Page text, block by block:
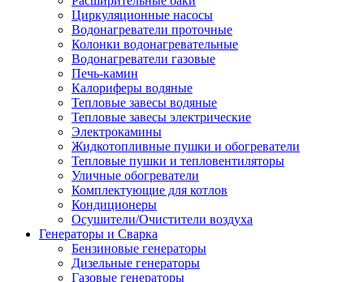
Циркуляционные насосы
Водонагреватели проточные
Колонки водонагревательные
Водонагреватели газовые
Печь-камин
Калориферы водяные
Тепловые завесы водяные
Тепловые завесы электрические
Электрокамины
Жидкотопливные пушки и обогреватели
Тепловые пушки и тепловентиляторы
Уличные обогреватели
Комплектующие для котлов
Кондиционеры
Осушители/Очистители воздуха
Генераторы и Сварка
Бензиновые генераторы
Дизельные генераторы
Газовые генераторы